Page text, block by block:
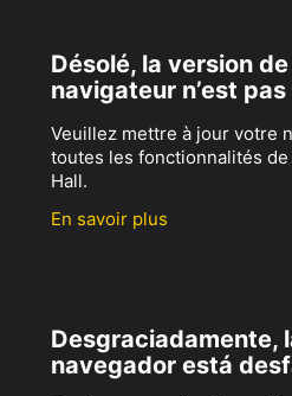
Désolé, la version
navigateur n’est
Veuillez mettre à jour votre
toutes les fonctionnalités
Hall.
En savoir plus
Desgraciadamente,
navegador está